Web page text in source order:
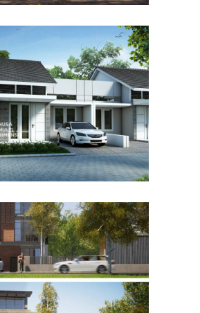
Graha di
Cibubur
TERBAIK
Bapak Husain
TERBAIK